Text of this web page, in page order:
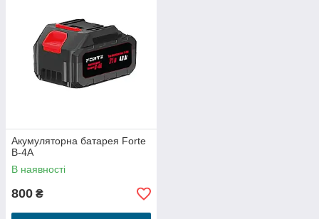
Акумуляторна батарея Forte
В-4А
В наявності
800 ₴